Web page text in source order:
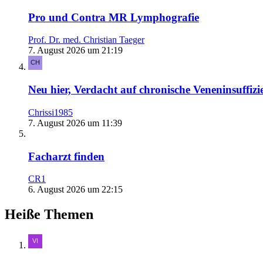
Pro und Contra MR Lymphografie
Prof. Dr. med. Christian Taeger
7. August 2026 um 21:19
Neu hier, Verdacht auf chronische
Chrissi1985
7. August 2026 um 11:39
Facharzt finden
CR1
6. August 2026 um 22:15
Heiße Themen